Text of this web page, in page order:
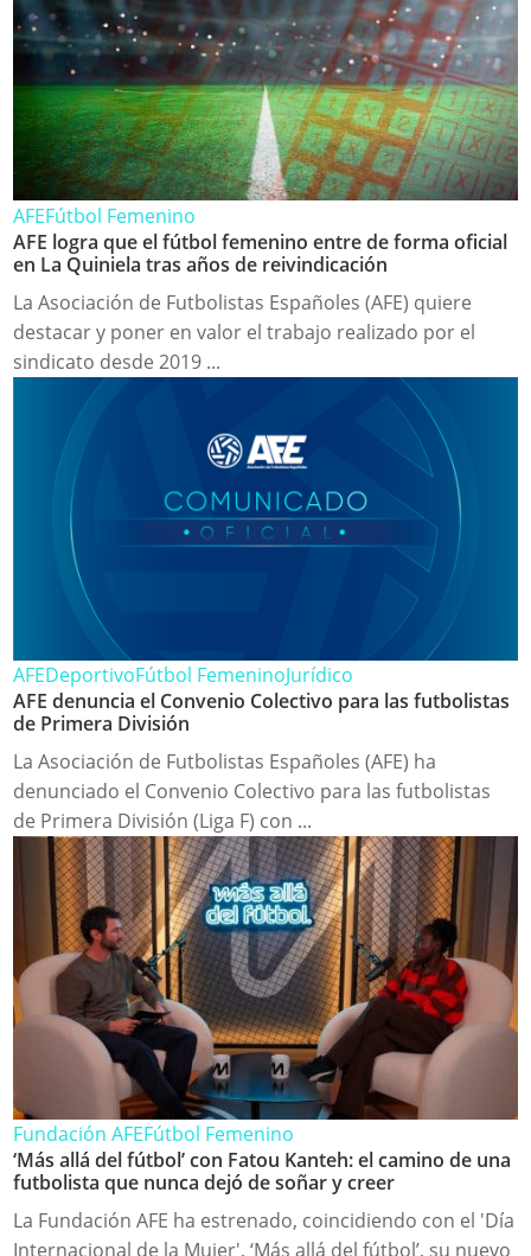
AFEFútbol Femenino
AFE logra que el fútbol femenino entre de forma oficial
en La Quiniela tras años de reivindicación
La Asociación de Futbolistas Españoles (AFE) quiere
destacar y poner en valor el trabajo realizado por el
sindicato desde 2019 ...
AFEDeportivoFútbol FemeninoJurídico
AFE denuncia el Convenio Colectivo para las futbolistas
de Primera División
La Asociación de Futbolistas Españoles (AFE) ha
denunciado el Convenio Colectivo para las futbolistas
de Primera División (Liga F) con ...
Fundación AFEFútbol Femenino
‘Más allá del fútbol’ con Fatou Kanteh: el camino de una
futbolista que nunca dejó de soñar y creer
La Fundación AFE ha estrenado, coincidiendo con el 'Día
Internacional de la Mujer', ‘Más allá del fútbol’, su nuevo